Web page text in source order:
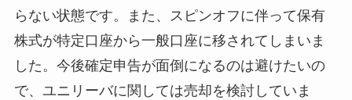
らない状態です。また、スピンオフに伴って保有
株式が特定口座から一般口座に移されてしまいま
した。今後確定申告が面倒になるのは避けたいの
で、ユニリーバに関しては売却を検討していま